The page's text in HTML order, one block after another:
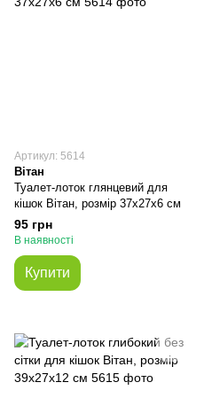
Артикул: 5614
Вітан
Туалет-лоток глянцевий для
кішок Вітан, розмір 37х27х6 см
95 грн
В наявності
Купити